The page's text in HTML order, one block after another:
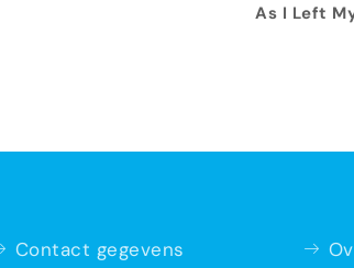
As I Left
Contact gegevens